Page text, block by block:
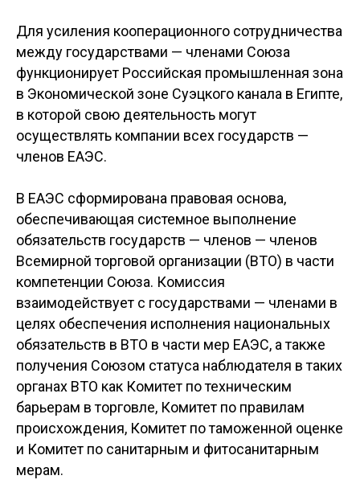
Для усиления кооперационного сотрудничества
между государствами — членами Союза
функционирует Российская промышленная зона
в Экономической зоне Суэцкого канала в Египте,
в которой свою деятельность могут
осуществлять компании всех государств —
членов ЕАЭС.
В ЕАЭС сформирована правовая основа,
обеспечивающая системное выполнение
обязательств государств — членов — членов
Всемирной торговой организации (ВТО) в части
компетенции Союза. Комиссия
взаимодействует с государствами — членами в
целях обеспечения исполнения национальных
обязательств в ВТО в части мер ЕАЭС, а также
получения Союзом статуса наблюдателя в таких
органах ВТО как Комитет по техническим
барьерам в торговле, Комитет по правилам
происхождения, Комитет по таможенной оценке
и Комитет по санитарным и фитосанитарным
мерам.